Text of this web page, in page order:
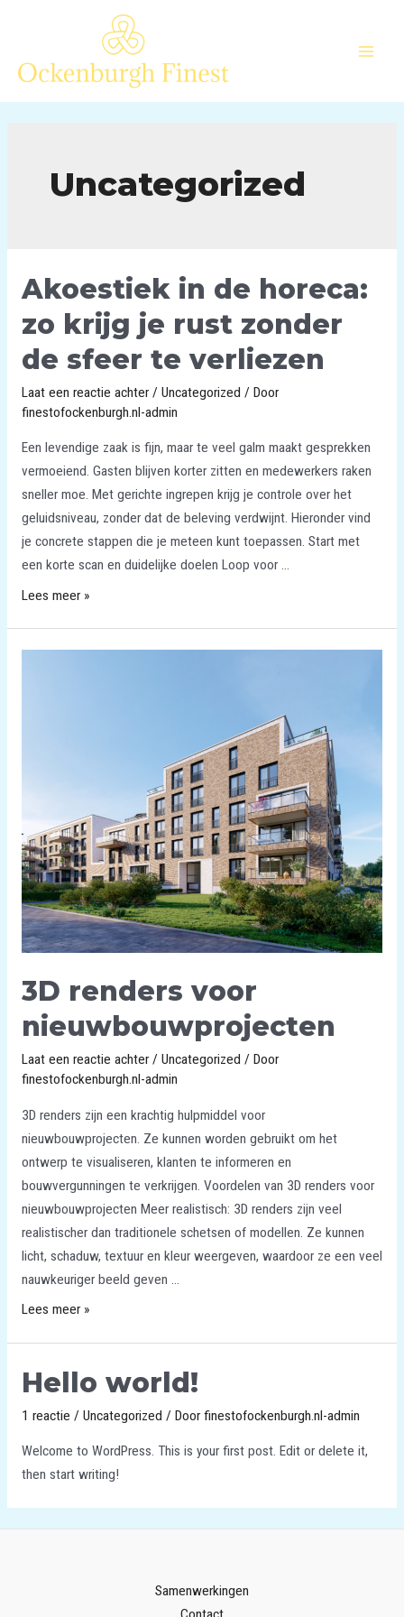
Uncategorized
Akoestiek in de horeca:
zo krijg je rust zonder
de sfeer te verliezen
Laat een reactie achter / Uncategorized / Door
finestofockenburgh.nl-admin
Een levendige zaak is fijn, maar te veel galm maakt gesprekken
vermoeiend. Gasten blijven korter zitten en medewerkers raken
sneller moe. Met gerichte ingrepen krijg je controle over het
geluidsniveau, zonder dat de beleving verdwijnt. Hieronder vind
je concrete stappen die je meteen kunt toepassen. Start met
een korte scan en duidelijke doelen Loop voor …
Lees meer »
3D renders voor
nieuwbouwprojecten
Laat een reactie achter / Uncategorized / Door
finestofockenburgh.nl-admin
3D renders zijn een krachtig hulpmiddel voor
nieuwbouwprojecten. Ze kunnen worden gebruikt om het
ontwerp te visualiseren, klanten te informeren en
bouwvergunningen te verkrijgen. Voordelen van 3D renders voor
nieuwbouwprojecten Meer realistisch: 3D renders zijn veel
realistischer dan traditionele schetsen of modellen. Ze kunnen
licht, schaduw, textuur en kleur weergeven, waardoor ze een veel
nauwkeuriger beeld geven …
Lees meer »
Hello world!
1 reactie / Uncategorized / Doorfinestofockenburgh.nl-admin
Welcome to WordPress. This is your first post. Edit or delete it,
then start writing!
Samenwerkingen